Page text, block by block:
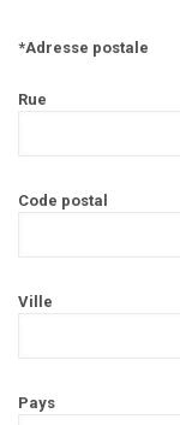
*Adresse postale
Rue
Code postal
Ville
Pays